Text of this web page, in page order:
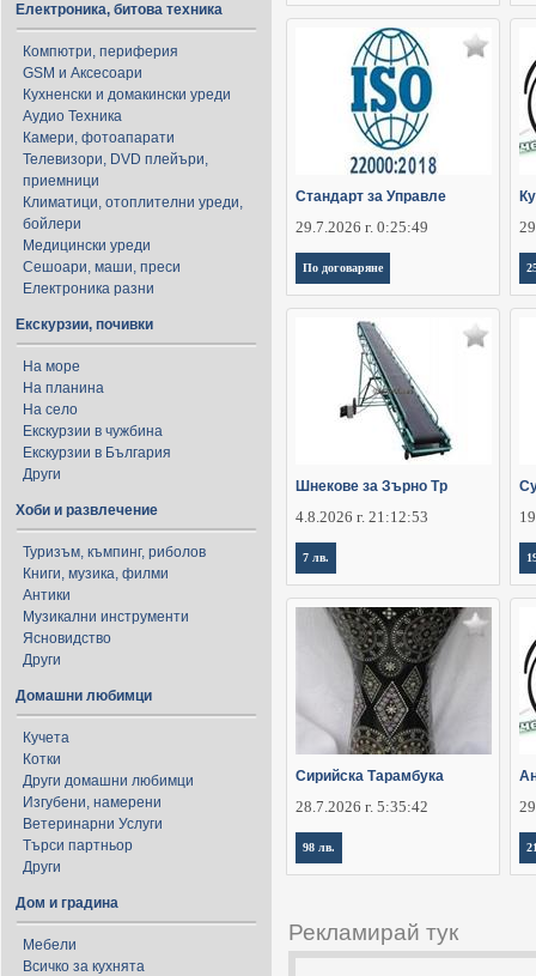
Електроника, битова техника
Компютри, периферия
GSM и Аксесоари
Кухненски и домакински уреди
Аудио Техника
Камери, фотоапарати
Телевизори, DVD плейъри,
приемници
Климатици, отоплителни уреди,
бойлери
Медицински уреди
Сешоари, маши, преси
Електроника разни
Екскурзии, почивки
На море
На планина
На село
Екскурзии в чужбина
Екскурзии в България
Други
Хоби и развлечение
Туризъм, къмпинг, риболов
Книги, музика, филми
Антики
Музикални инструменти
Ясновидство
Други
Домашни любимци
Кучета
Котки
Други домашни любимци
Изгубени, намерени
Ветеринарни Услуги
Търси партньор
Други
Дом и градина
Мебели
Всичко за кухнята
Стандарт за Управле
29.7.2026 г. 0:25:49
По договаряне
Шнекове за Зърно Тр
4.8.2026 г. 21:12:53
7 лв.
Сирийска Тарамбука
28.7.2026 г. 5:35:42
98 лв.
Рекламирай тук